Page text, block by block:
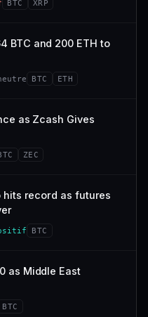
−2,9 %
#101
BTC XRP
BTC and 200 ETH to
BTC ETH
as Zcash Gives
ZEC
hits record as futures
BTC
as Middle East
BTC